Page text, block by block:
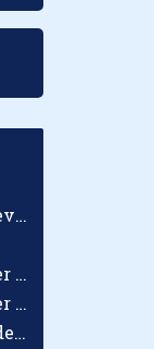
Redman Europe Sales Developer (Europe)
Dura Vermeer Uitvoerder GWW Amsterdam
Dura Vermeer Uitvoerder Civiel Nijmegen
Duifhuizen Verkoopmedewerker Ridderkerk